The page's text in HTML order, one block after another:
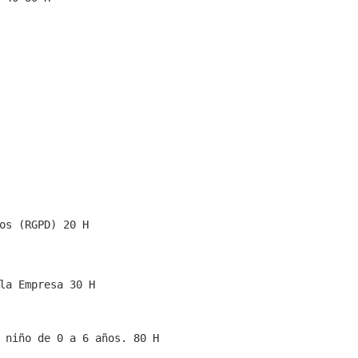
40-80 H
80 H
80 H
80 H
(RGPD) 20 H
Empresa 30 H
de 0 a 6 años. 80 H